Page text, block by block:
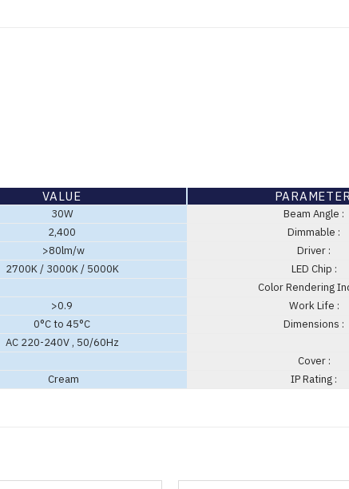
VALUE
30W Beam Angle :
2,400 Dimmable :
>80lm/w Driver :
2700K / 3000K / 5000K LED Chip :
Color Rendering
>0.9 Work Life :
0°C to 45°C Dimensions :
AC 220-240V , 50/60Hz
Cover :
Cream IP Rating :